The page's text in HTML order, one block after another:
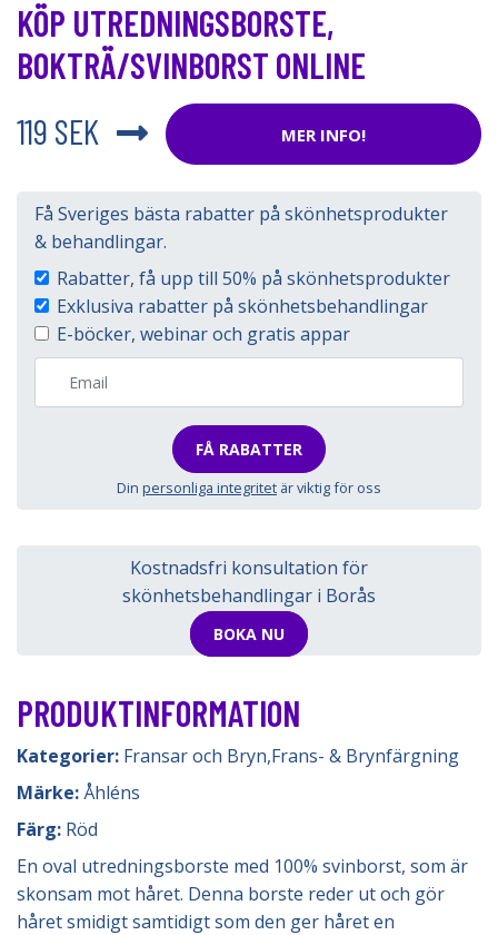
KÖP UTREDNINGSBORSTE,
BOKTRÄ/SVINBORST ONLINE
119 SEK
MER INFO!
Få Sveriges bästa rabatter på skönhetsprodukter
& behandlingar.
Rabatter, få upp till 50% på skönhetsprodukter
Exklusiva rabatter på skönhetsbehandlingar
E-böcker, webinar och gratis appar
FÅ RABATTER
Din personliga integritet är viktig för oss
Kostnadsfri konsultation för
skönhetsbehandlingar i Borås
BOKA NU
PRODUKTINFORMATION
Kategorier: Fransar och Bryn,Frans- & Brynfärgning
Märke:Åhléns
Färg: Röd
En oval utredningsborste med 100% svinborst, som är
skonsam mot håret. Denna borste reder ut och gör
håret smidigt samtidigt som den ger håret en